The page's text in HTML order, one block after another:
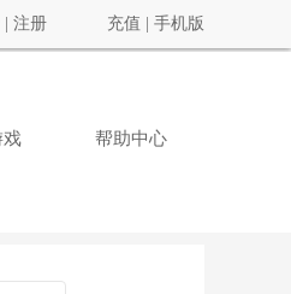
注册 充值 手机版
戏 帮助中心